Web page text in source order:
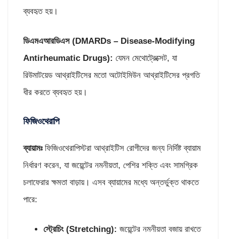
ব্যবহৃত হয়।
ডিএমএআরডিএস (DMARDs – Disease-Modifying
Antirheumatic Drugs): যেমন মেথোট্রেক্সেট, যা
রিউমাটয়েড আথ্রাইটিসের মতো অটোইমিউন আথ্রাইটিসের প্রগতি
ধীর করতে ব্যবহৃত হয়।
ফিজিওথেরাপি
ব্যায়ামঃ ফিজিওথেরাপিস্টরা আথ্রাইটিস রোগীদের জন্য নির্দিষ্ট ব্যায়াম
নির্ধারণ করেন, যা জয়েন্টের নমনীয়তা, পেশির শক্তি এবং সামগ্রিক
চলাফেরার ক্ষমতা বাড়ায়। এসব ব্যায়ামের মধ্যে অন্তর্ভুক্ত থাকতে
পারে:
স্ট্রেচিং (Stretching): জয়েন্টের নমনীয়তা বজায় রাখতে